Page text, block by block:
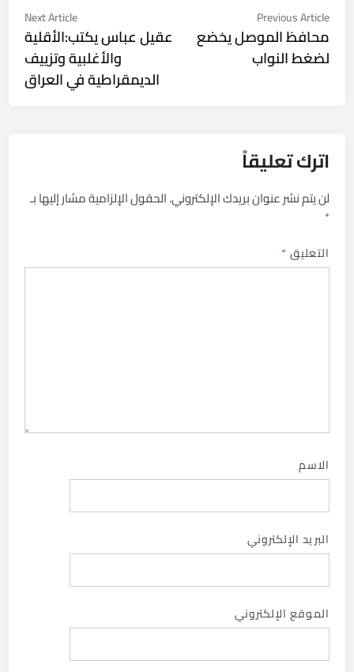
تصفّح
المقالات
Previous Article
article:
محافظ الموصل يخضع
لضغط النواب
Next Article
Next
عقيل عباس يكتب:الأقلية
والأغلبية وتزييف
الديمقراطية في العراق
اترك تعليقاً
لن يتم نشر عنوان بريدك الإلكتروني.الحقول الإلزامية مشار إليها بـ
*
التعليق*
الاسم
البريد الإلكتروني
الموقع الإلكتروني